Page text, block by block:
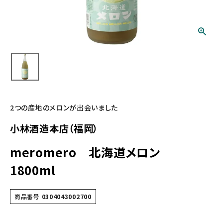
2つの産地のメロンが出会いました
小林酒造本店（福岡）
meromero 北海道メロン
1800ml
商品番号 0304043002700